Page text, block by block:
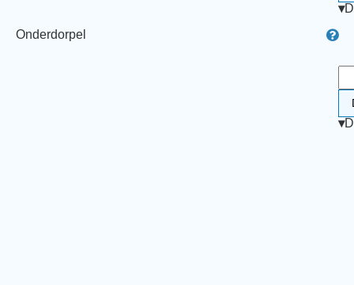
Onderdorpel
▾
▾